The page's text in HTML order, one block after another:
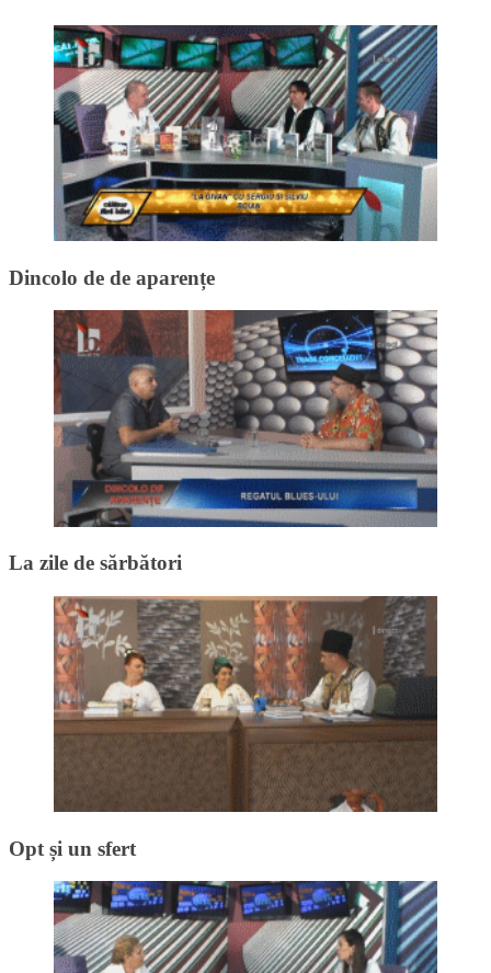
Dincolo de de aparențe
La zile de sărbători
Opt și un sfert